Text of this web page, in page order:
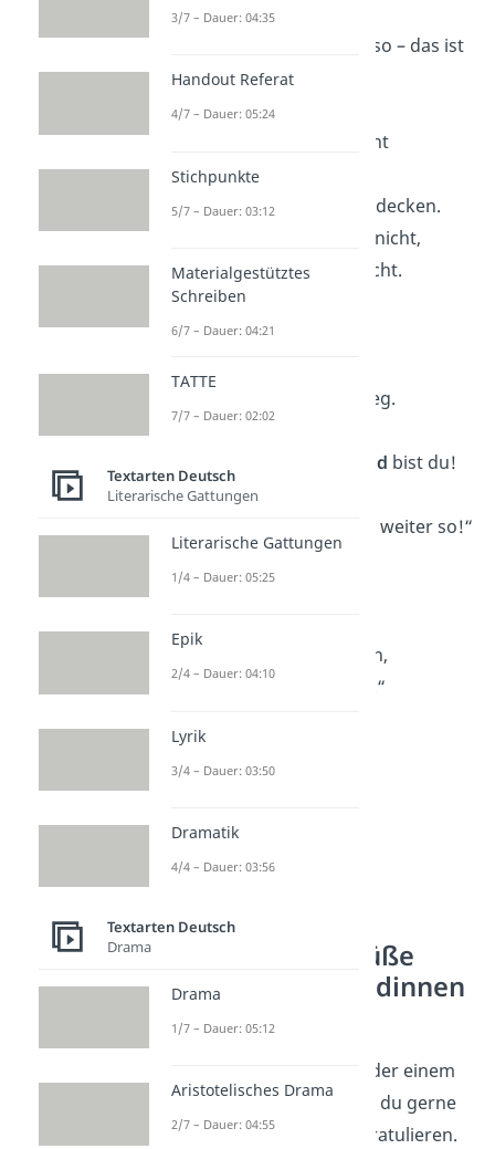
Jahr,
uns geht′s ja genauso – das ist
wahr!“
„Du kannst dich nicht
verstecken,
wir werden dich entdecken.
Du entkommst uns nicht,
wir haben dich in Sicht.
Happy Birthday
das letzte Jahr ist weg.
Geburtstagskind bist du!
Ene mene mo,
mach im neuen Jahr weiter so!“
Wir lassen es knallen,
bis die Ersten fallen.“
Geburtstagsgrüße
lustig für Freundinnen
und Freunde
Einer guten Freundin oder einem
guten Freund möchtest du gerne
auf besondere Weise gratulieren.
3/7 – Dauer: 04:35
Handout Referat
4/7 – Dauer: 05:24
Stichpunkte
5/7 – Dauer: 03:12
Materialgestütztes
Schreiben
6/7 – Dauer: 04:21
TATTE
7/7 – Dauer: 02:02
Textarten Deutsch
Literarische Gattungen
Literarische Gattungen
1/4 – Dauer: 05:25
Epik
2/4 – Dauer: 04:10
Lyrik
3/4 – Dauer: 03:50
Dramatik
4/4 – Dauer: 03:56
Textarten Deutsch
Drama
Drama
1/7 – Dauer: 05:12
Aristotelisches Drama
2/7 – Dauer: 04:55